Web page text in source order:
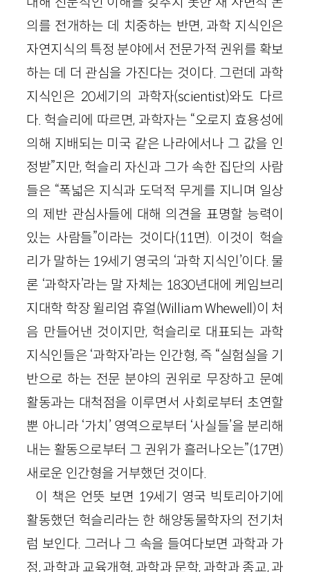
의를 전개하는 데 치중하는 반면, 과학 지식인은
자연지식의 특정 분야에서 전문가적 권위를 확보
하는 데 더 관심을 가진다는 것이다. 그런데 과학
지식인은 20세기의 과학자(scientist)와도 다르
다. 헉슬리에 따르면, 과학자는 “오로지 효용성에
의해 지배되는 미국 같은 나라에서나 그 값을 인
정받”지만, 헉슬리 자신과 그가 속한 집단의 사람
들은 “폭넓은 지식과 도덕적 무게를 지니며 일상
의 제반 관심사들에 대해 의견을 표명할 능력이
있는 사람들”이라는 것이다(11면). 이것이 헉슬
리가 말하는 19세기 영국의 ‘과학 지식인’이다. 물
론 ‘과학자’라는 말 자체는 1830년대에 케임브리
지대학 학장 윌리엄 휴얼(William Whewell)이 처
음 만들어낸 것이지만, 헉슬리로 대표되는 과학
지식인들은 ‘과학자’라는 인간형, 즉 “실험실을 기
반으로 하는 전문 분야의 권위로 무장하고 문예
활동과는 대척점을 이루면서 사회로부터 초연할
뿐 아니라 ‘가치’ 영역으로부터 ‘사실들’을 분리해
내는 활동으로부터 그 권위가 흘러나오는”(17면)
새로운 인간형을 거부했던 것이다.
이 책은 언뜻 보면 19세기 영국 빅토리아기에
활동했던 헉슬리라는 한 해양동물학자의 전기처
럼 보인다. 그러나 그 속을 들여다보면 과학과 가
정, 과학과 교육개혁, 과학과 문학, 과학과 종교, 과